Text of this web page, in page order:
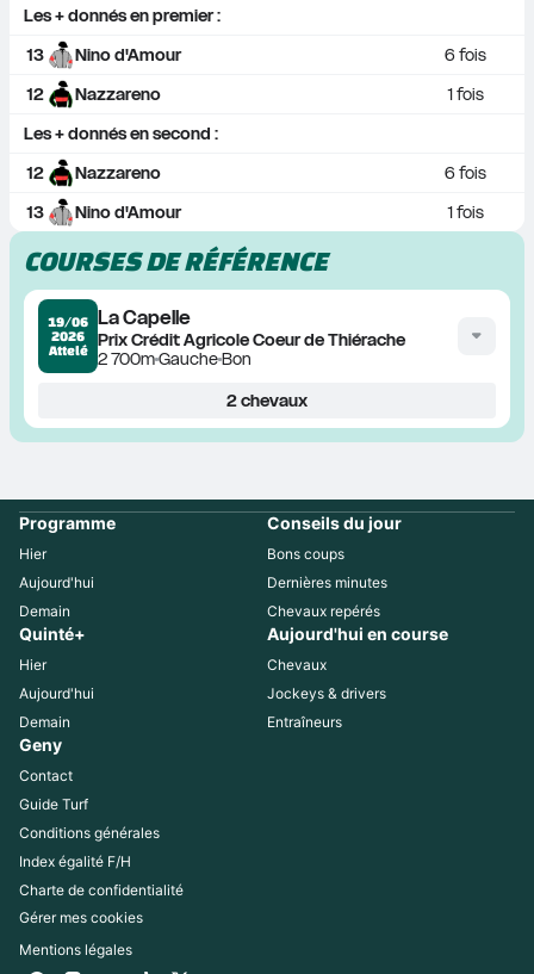
Les + donnés en premier :
13
Nino d'Amour 6 fois
12
Nazzareno 1 fois
Les + donnés en second :
12
Nazzareno 6 fois
13
Nino d'Amour 1 fois
COURSES DE RÉFÉRENCE
19/06
2026
Attelé
La Capelle
Prix Crédit Agricole Coeur de Thiérache
2 700mGaucheBon
2chevaux
Programme
Hier
Aujourd'hui
Demain
Conseils du jour
Bons coups
Dernières minutes
Chevaux repérés
Quinté+
Hier
Aujourd'hui
Demain
Aujourd'hui en course
Chevaux
Jockeys & drivers
Entraîneurs
Geny
Contact
Guide Turf
Conditions générales
Index égalité F/H
Charte de confidentialité
Gérer mes cookies
Mentions légales